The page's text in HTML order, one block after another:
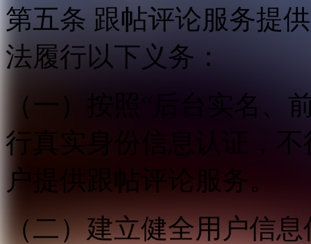
第五条 跟帖评论服务提
法履行以下义务：
（一）按照“后台实名、
行真实身份信息认证，
户提供跟帖评论服务。
（二）建立健全用户信